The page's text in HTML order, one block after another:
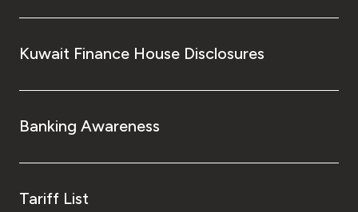
Kuwait Finance House Disclosures
Banking Awareness
Tariff List